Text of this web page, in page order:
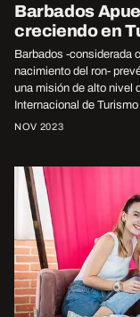
Barbados
creciendo en
Barbados -considerada
nacimiento del ron-
una misión de alto nivel
Internacional de
NOV 2023